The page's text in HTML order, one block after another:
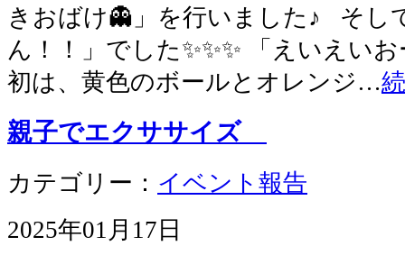
きおばけ👻」を行いました♪ そし
ん！！」でした✨✨✨ 「えいえい
初は、黄色のボールとオレンジ…
親子でエクササイズ
カテゴリー： イベント報告
2025年01月17日